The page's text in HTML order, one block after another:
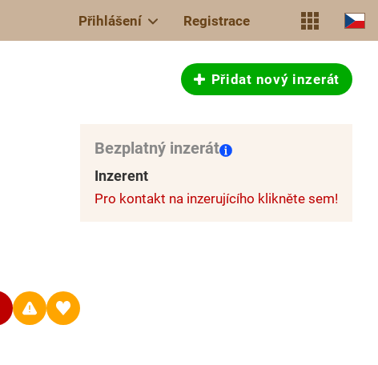
Přihlášení Registrace
Přidat nový inzerát
Bezplatný inzerát
Inzerent
Pro kontakt na inzerujícího klikněte sem!